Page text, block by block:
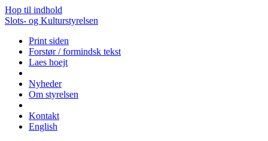
Hop til indhold
Slots- og Kulturstyrelsen
Print siden
Forstør / formindsk tekst
Laes hoejt
Nyheder
Om styrelsen
Kontakt
English